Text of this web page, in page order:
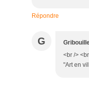
Répondre
G
<br />
"Art en